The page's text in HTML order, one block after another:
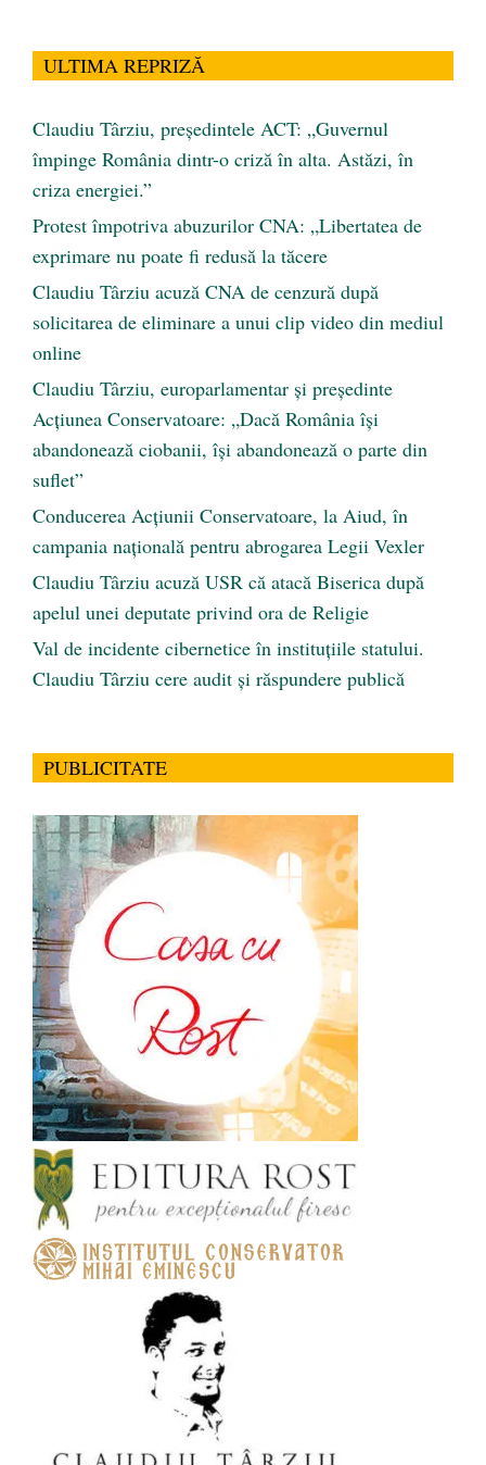
ULTIMA REPRIZĂ
Claudiu Târziu, președintele ACT: „Guvernul
împinge România dintr-o criză în alta. Astăzi, în
criza energiei.”
Protest împotriva abuzurilor CNA: „Libertatea de
exprimare nu poate fi redusă la tăcere
Claudiu Târziu acuză CNA de cenzură după
solicitarea de eliminare a unui clip video din mediul
online
Claudiu Târziu, europarlamentar și președinte
Acțiunea Conservatoare: „Dacă România își
abandonează ciobanii, își abandonează o parte din
suflet”
Conducerea Acțiunii Conservatoare, la Aiud, în
campania națională pentru abrogarea Legii Vexler
Claudiu Târziu acuză USR că atacă Biserica după
apelul unei deputate privind ora de Religie
Val de incidente cibernetice în instituțiile statului.
Claudiu Târziu cere audit și răspundere publică
PUBLICITATE